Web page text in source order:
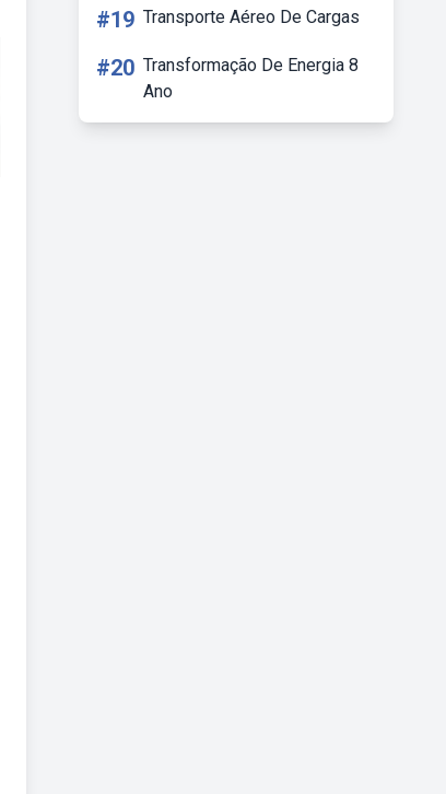
#19 Transporte Aéreo De Cargas
#20 Transformação De Energia 8
Ano